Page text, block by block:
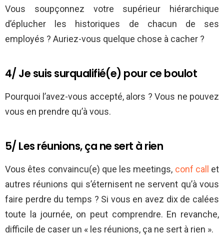
Vous soupçonnez votre supérieur hiérarchique
d’éplucher les historiques de chacun de ses
employés ? Auriez-vous quelque chose à cacher ?
4/ Je suis surqualifié(e) pour ce boulot
Pourquoi l’avez-vous accepté, alors ? Vous ne pouvez
vous en prendre qu’à vous.
5/ Les réunions, ça ne sert à rien
Vous êtes convaincu(e) que les meetings, conf call et
autres réunions qui s’éternisent ne servent qu’à vous
faire perdre du temps ? Si vous en avez dix de calées
toute la journée, on peut comprendre. En revanche,
difficile de caser un « les réunions, ça ne sert à rien ».